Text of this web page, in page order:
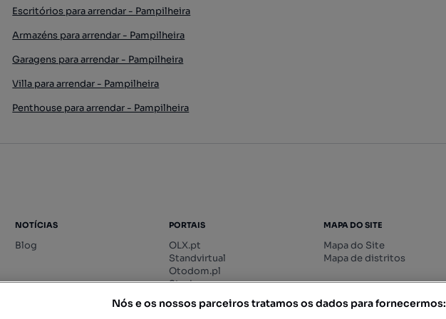
Escritórios para arrendar - Pampilheira
Armazéns para arrendar - Pampilheira
Garagens para arrendar - Pampilheira
Villa para arrendar - Pampilheira
Penthouse para arrendar - Pampilheira
NOTÍCIAS
Blog
PORTAIS
OLX.pt
Standvirtual
Otodom.pl
Storia.ro
MAPA DO SITE
Mapa do Site
Mapa de distritos
Nós e os nossos parceiros tratamos os dados para fornecermos: